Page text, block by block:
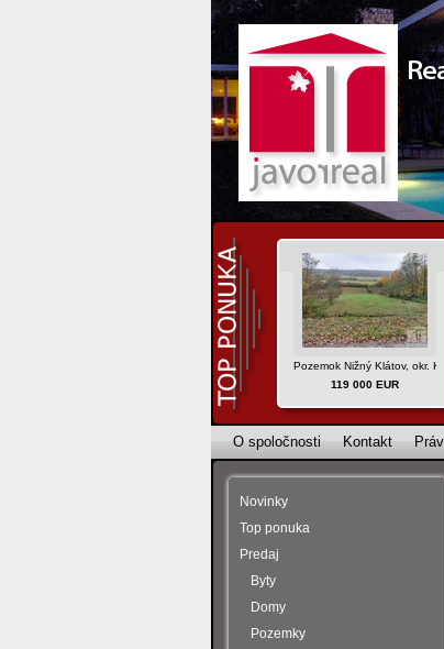
Pozemok Nižný Klátov, okr.
119 000 EUR
O spoločnosti Kontakt
Novinky
Top ponuka
Predaj
Byty
Domy
Pozemky